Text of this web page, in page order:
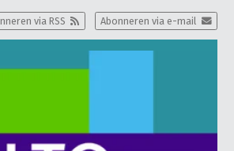
Abonneren via e-mail
via RSS